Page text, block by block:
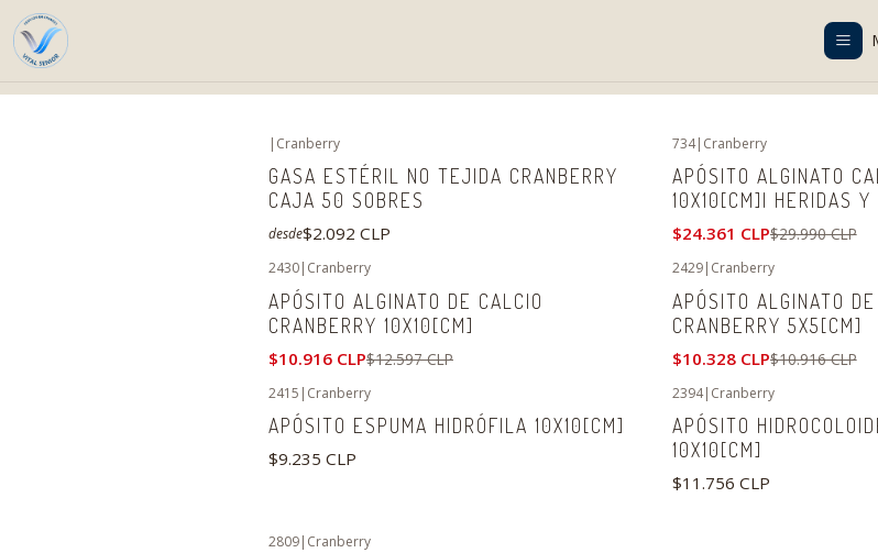
Despacho gratis en RM desde $100.000. Revisa
| Cranberry
GASA ESTÉRIL NO TEJIDA CRANBERRY
CAJA 50 SOBRES
desde$2.092 CLP
-19%
734| Cranberry
APÓSITO ALGINATO
10X10[CM]| HERIDAS Y
$24.361 CLP$29.990 CLP
2430| Cranberry
APÓSITO ALGINATO DE CALCIO
CRANBERRY 10X10[CM]
$10.916 CLP$12.597 CLP
2429| Cranberry
APÓSITO ALGINATO
CRANBERRY 5X5[CM]
$10.328 CLP$10.916 CLP
2415 | Cranberry
APÓSITO ESPUMA HIDRÓFILA 10X10[CM]
$9.235 CLP
2394| Cranberry
APÓSITO
10X10[CM]
$11.756 CLP
2809| Cranberry